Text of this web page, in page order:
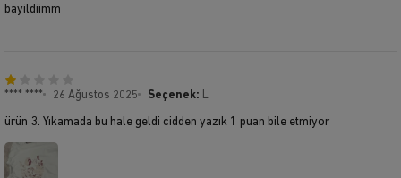
bayildiimm
**** **** 26 Ağustos 2025 Seçenek: L
ürün 3. Yıkamada bu hale geldi cidden yazık 1 puan bile etmiyor